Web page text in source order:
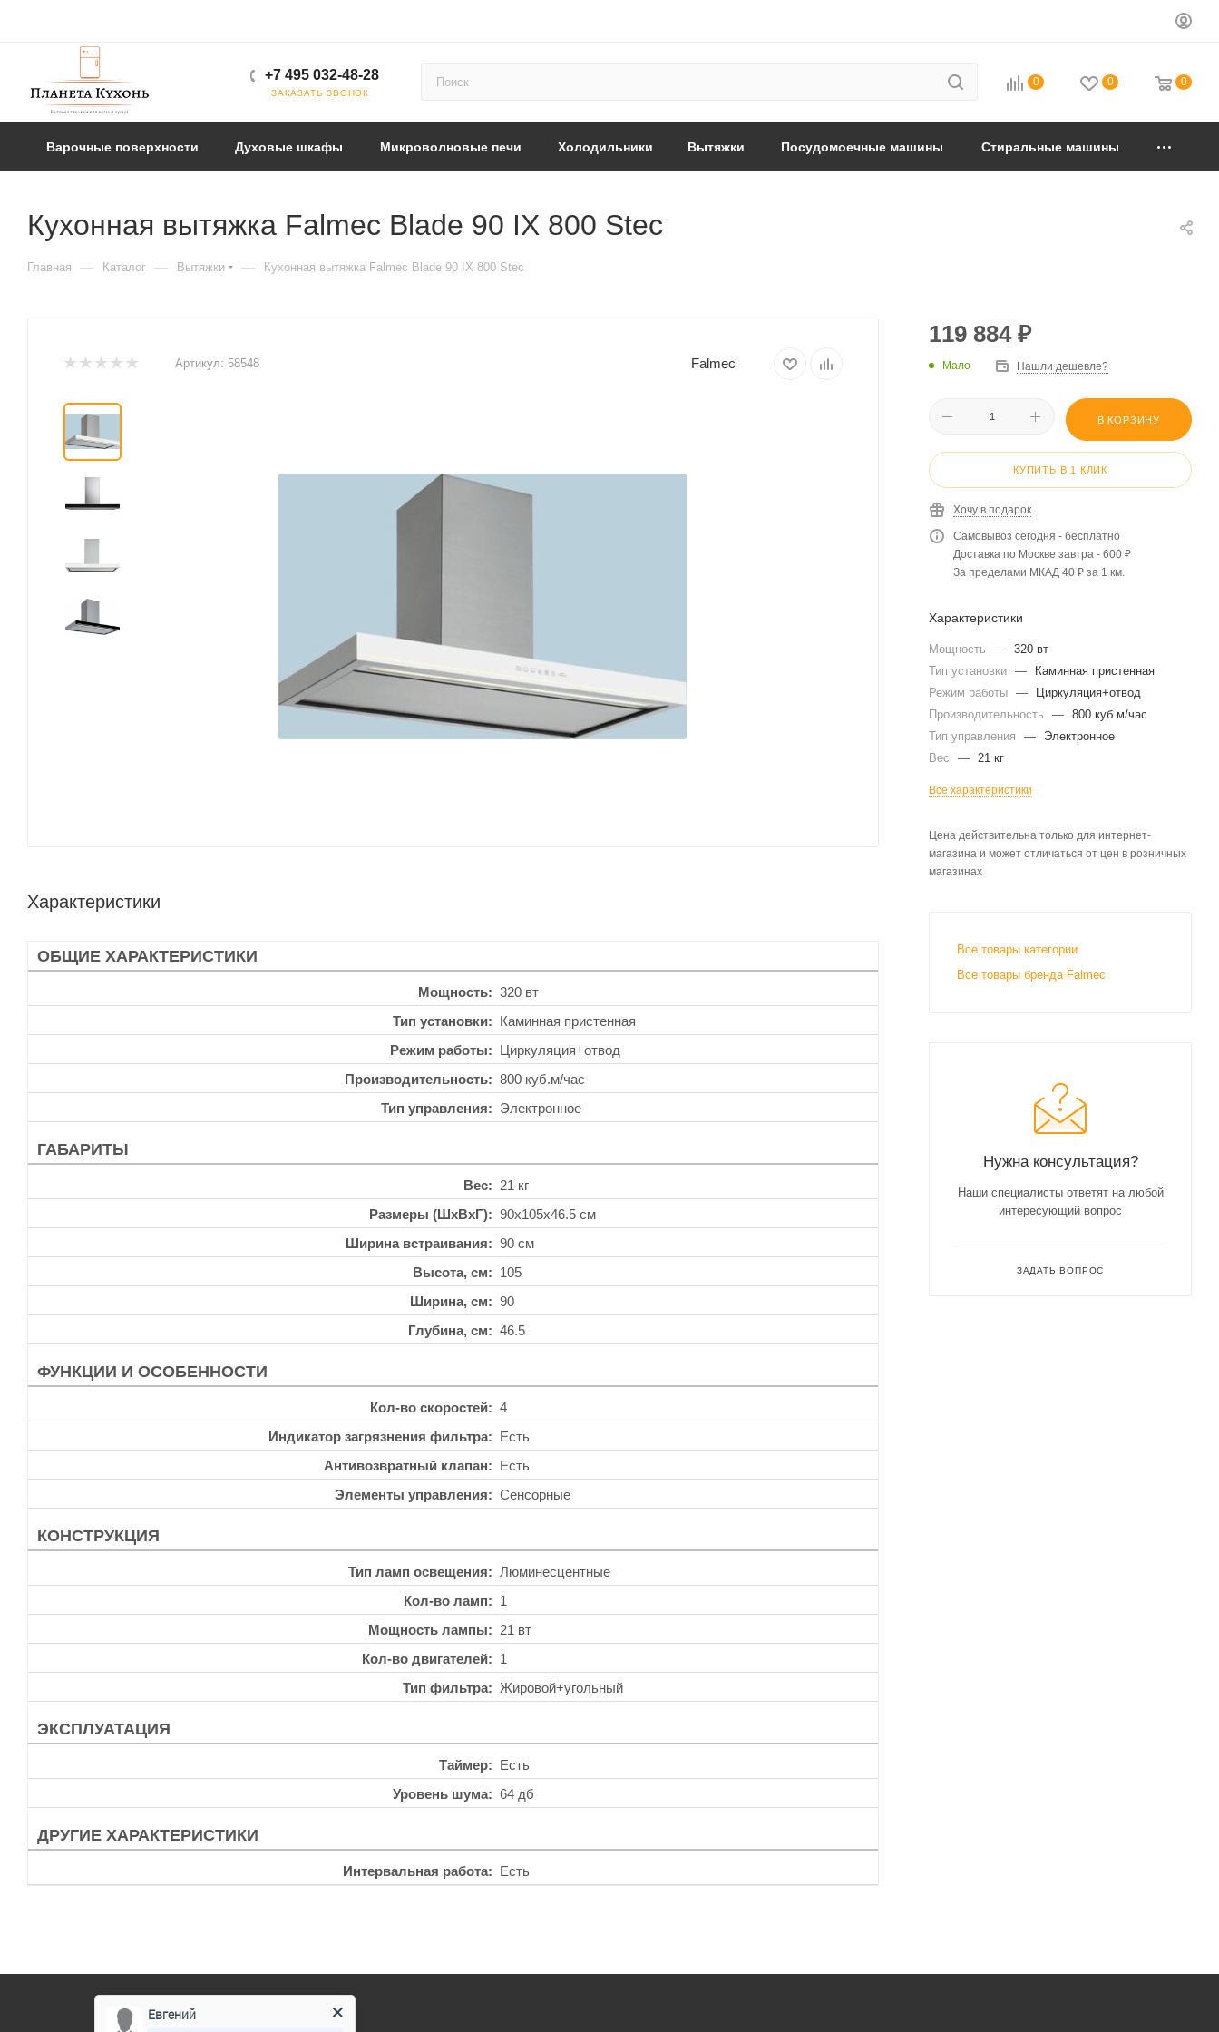
+7 495 032-48-28
ЗАКАЗАТЬ ЗВОНОК
0 0 0
Варочные поверхности Духовые шкафы Микроволновые печи Холодильники Вытяжки Посудомоечные машины Стиральные машины
Кухонная вытяжка Falmec Blade 90 IX 800 Stec
Главная — Каталог — Вытяжки — Кухонная вытяжка Falmec Blade 90 IX 800 Stec
Артикул: 58548 Falmec
Характеристики
ОБЩИЕ ХАРАКТЕРИСТИКИ
Мощность
320 вт
Тип установки
Каминная пристенная
Режим работы
Циркуляция+отвод
Производительность
800 куб.м/час
Тип управления
Электронное
ГАБАРИТЫ
Вес
21 кг
Размеры (ШхВхГ)
90x105x46.5 см
Ширина встраивания
90 см
Высота, см
105
Ширина, см
90
Глубина, см
46.5
ФУНКЦИИ И ОСОБЕННОСТИ
Кол-во скоростей
4
Индикатор загрязнения фильтра
Есть
Антивозвратный клапан
Есть
Элементы управления
Сенсорные
КОНСТРУКЦИЯ
Тип ламп освещения
Люминесцентные
Кол-во ламп
1
Мощность лампы
21 вт
Кол-во двигателей
1
Тип фильтра
Жировой+угольный
ЭКСПЛУАТАЦИЯ
Таймер
Есть
Уровень шума
64 дб
ДРУГИЕ ХАРАКТЕРИСТИКИ
Интервальная работа Есть
119 884₽
Мало Нашли дешевле?
В КОРЗИНУ
КУПИТЬ В 1 КЛИК
Хочу в подарок
Самовывоз сегодня - бесплатно
Доставка по Москве завтра - 600 ₽
За пределами МКАД 40 ₽ за 1 км.
Характеристики
Мощность — 320 вт
Тип установки —
Каминная пристенная
Режим работы —
Циркуляция+отвод
Производительность
— 800 куб.м/час
Тип управления
—
Электронное
Вес
— 21 кг
Все характеристики
Цена действительна только для интернет-
магазина и может отличаться от цен в розничных
магазинах
Все товары категории
Все товары бренда Falmec
Нужна консультация?
Наши специалисты ответят на любой
интересующий вопрос
ЗАДАТЬ ВОПРОС
Евгений